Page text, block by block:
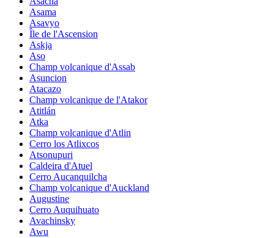
Asama
Asavyo
Île de l'Ascension
Askja
Aso
Champ volcanique d'Assab
Asuncion
Atacazo
Champ volcanique de l'Atakor
Atitlán
Atka
Champ volcanique d'Atlin
Cerro los Atlixcos
Atsonupuri
Caldeira d'Atuel
Cerro Aucanquilcha
Champ volcanique d'Auckland
Augustine
Cerro Auquihuato
Avachinsky
Awu